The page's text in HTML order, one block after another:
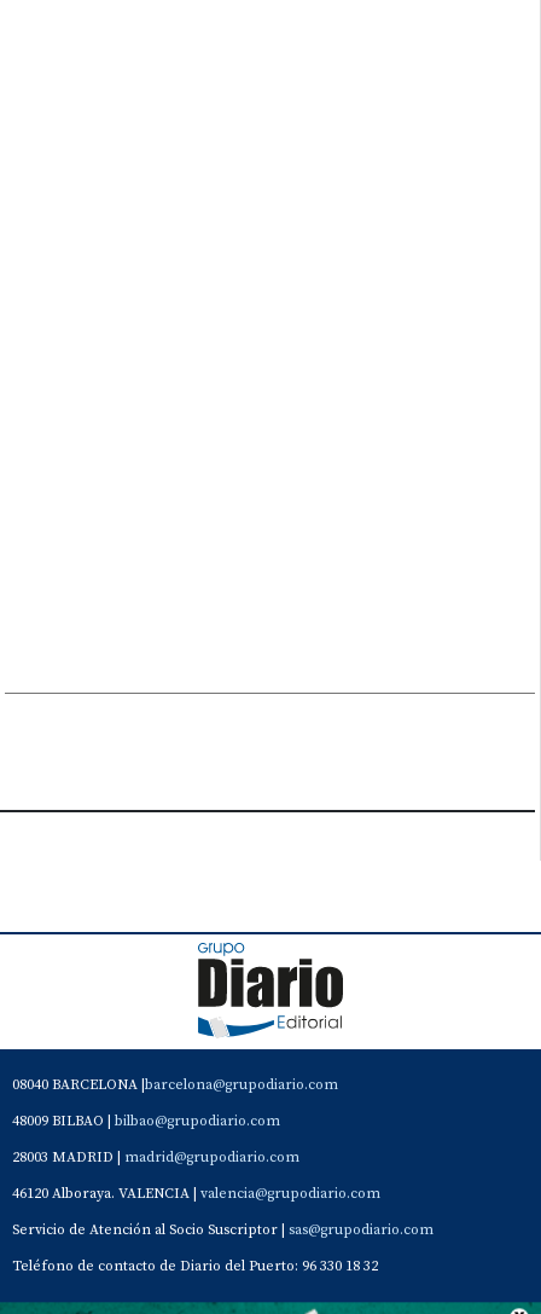
08040 BARCELONA | barcelona@grupodiario.com
48009 BILBAO | bilbao@grupodiario.com
28003 MADRID | madrid@grupodiario.com
46120 Alboraya. VALENCIA | valencia@grupodiario.com
Servicio de Atención al Socio Suscriptor | sas@grupodiario.com
Teléfono de contacto de Diario del Puerto: 96 330 18 32